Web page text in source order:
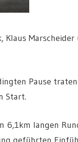
Klaus
Pause
Start.
6,1km langen